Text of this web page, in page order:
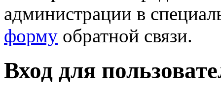
администрации в
форму обратной связи.
Вход для